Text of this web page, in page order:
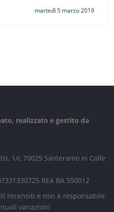
martedì 5 marzo 2019
realizzato e gestito da
1/c 70029 Santeramo in Colle
REA BA 550012
recensiti e non è responsabile
variazioni